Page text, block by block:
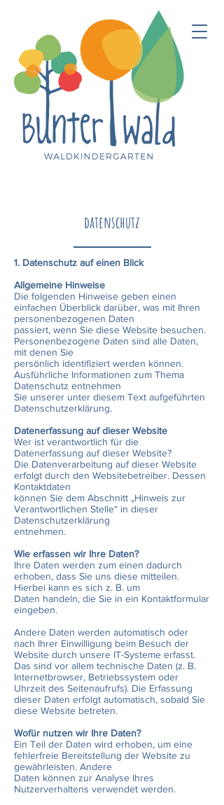
datenschutz
1. Datenschutz auf einen Blick
Allgemeine Hinweise
Die folgenden Hinweise geben einen
einfachen Überblick darüber, was mit Ihren
personenbezogenen Daten
passiert, wenn Sie diese Website besuchen.
Personenbezogene Daten sind alle Daten,
mit denen Sie
persönlich identifiziert werden können.
Ausführliche Informationen zum Thema
Datenschutz entnehmen
Sie unserer unter diesem Text aufgeführten
Datenschutzerklärung.
Datenerfassung auf dieser Website
Wer ist verantwortlich für die
Datenerfassung auf dieser Website?
Die Datenverarbeitung auf dieser Website
erfolgt durch den Websitebetreiber. Dessen
Kontaktdaten
können Sie dem Abschnitt „Hinweis zur
Verantwortlichen Stelle“ in dieser
Datenschutzerklärung
entnehmen.
Wie erfassen wir Ihre Daten?
Ihre Daten werden zum einen dadurch
erhoben, dass Sie uns diese mitteilen.
Hierbei kann es sich z. B. um
Daten handeln, die Sie in ein Kontaktformular
eingeben.
Andere Daten werden automatisch oder
nach Ihrer Einwilligung beim Besuch der
Website durch unsere IT-Systeme erfasst.
Das sind vor allem technische Daten (z. B.
Internetbrowser, Betriebssystem oder
Uhrzeit des Seitenaufrufs). Die Erfassung
dieser Daten erfolgt automatisch, sobald Sie
diese Website betreten.
Wofür nutzen wir Ihre Daten?
Ein Teil der Daten wird erhoben, um eine
fehlerfreie Bereitstellung der Website zu
gewährleisten. Andere
Daten können zur Analyse Ihres
Nutzerverhaltens verwendet werden.